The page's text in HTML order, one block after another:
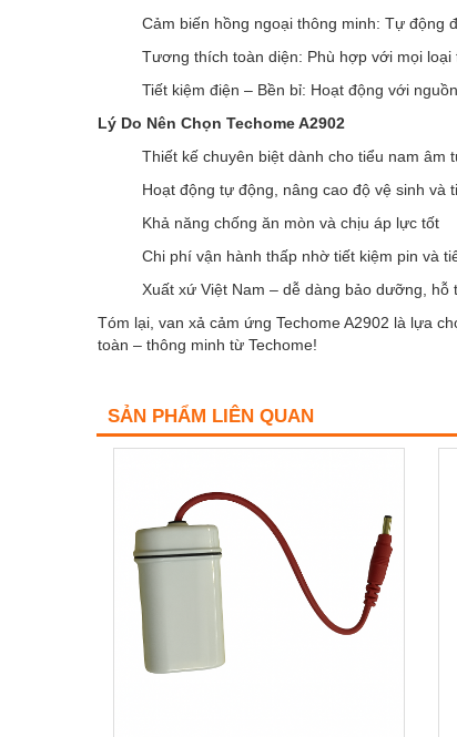
Cảm biến hồng ngoại thông minh: Tự động
Tương thích toàn diện: Phù hợp với mọi
Tiết kiệm điện – Bền bỉ: Hoạt động với
Lý Do Nên Chọn Techome A2902
Thiết kế chuyên biệt dành cho tiểu nam âm
Hoạt động tự động, nâng cao độ vệ sinh và
Khả năng chống ăn mòn và chịu áp lực tốt
Chi phí vận hành thấp nhờ tiết kiệm pin và
Xuất xứ Việt Nam – dễ dàng bảo dưỡng, hỗ
Tóm lại, van xả cảm ứng Techome A2902 là lựa
toàn – thông minh từ Techome!
SẢN PHẨM LIÊN QUAN